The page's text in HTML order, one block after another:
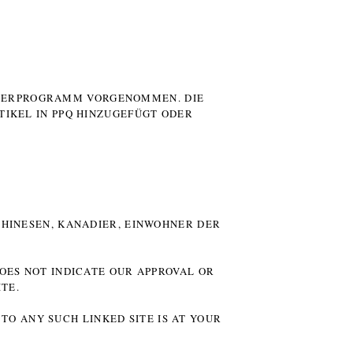
VORGENOMMEN. DIE
IN PPQ HINZUGEFÜGT ODER
KANADIER, EINWOHNER DER P
NOT INDICATE OUR APPROVAL OR
ANY SUCH LINKED SITE IS AT YOUR